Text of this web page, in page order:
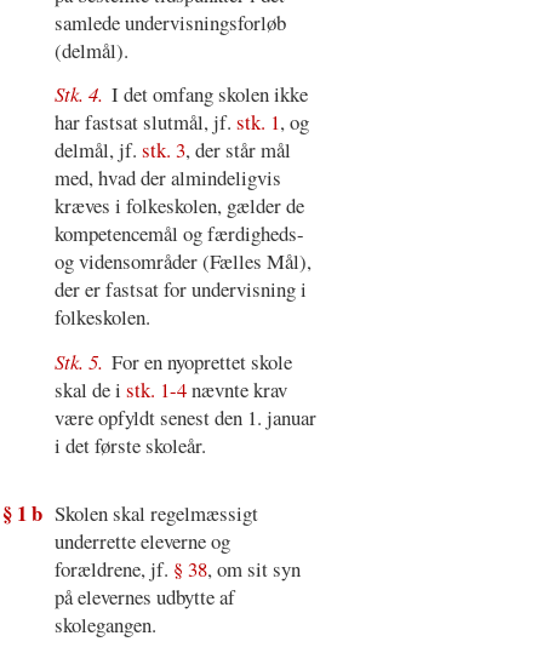
samlede undervisningsforløb
(delmål).
Stk. 4. I det omfang skolen ikke
har fastsat slutmål, jf. stk. 1, og
delmål, jf. stk. 3, der står mål
med, hvad der almindeligvis
kræves i folkeskolen, gælder de
kompetencemål og færdigheds-
og vidensområder (Fælles Mål),
der er fastsat for undervisning i
folkeskolen.
Stk. 5. For en nyoprettet skole
skal de i stk. 1-4nævnte krav
være opfyldt senest den 1. januar
i det første skoleår.
§ 1 b Skolen skal regelmæssigt
underrette eleverne og
forældrene, jf. § 38, om sit syn
på elevernes udbytte af
skolegangen.